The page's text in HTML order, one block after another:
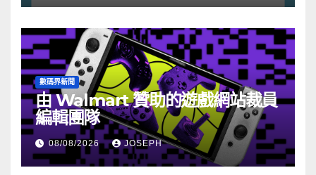
數碼界新聞
由 Walmart 贊助的遊戲網站裁員
編輯團隊
08/08/2026 JOSEPH